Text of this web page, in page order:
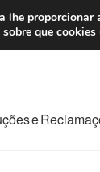
7 EUR
e
lhe proporcionar
que